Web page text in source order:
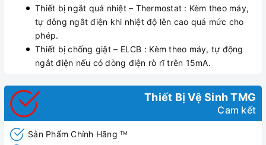
Thiết bị ngắt quá nhiệt – Thermostat : Kèm theo máy,
tự đông ngắt điện khi nhiệt độ lên cao quá mức cho
phép.
Thiết bị chống giật – ELCB : Kèm theo máy, tự động
ngắt điện nếu có dòng điện rò rĩ trên 15mA.
Thiết Bị Vệ Sinh TMG
Cam kết
Sản Phẩm Chính Hãng TM